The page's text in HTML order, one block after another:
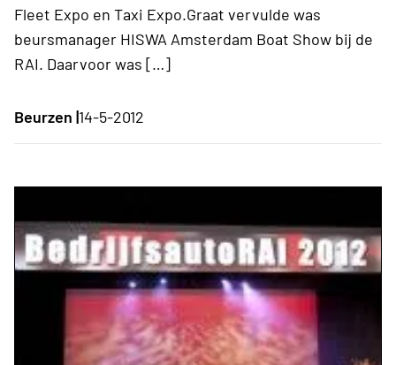
Fleet Expo en Taxi Expo.Graat vervulde was
beursmanager HISWA Amsterdam Boat Show bij de
RAI. Daarvoor was […]
Beurzen |14-5-2012